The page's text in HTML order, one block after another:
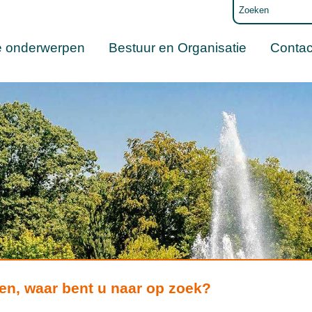
onderwerpen Bestuur en Organisatie